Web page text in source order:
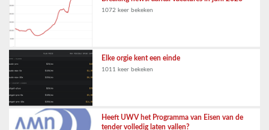
1072 keer bekeken
Elke orgie kent een einde
1011 keer bekeken
Heeft UWV het Programma van Eisen van de
tender volledig laten vallen?